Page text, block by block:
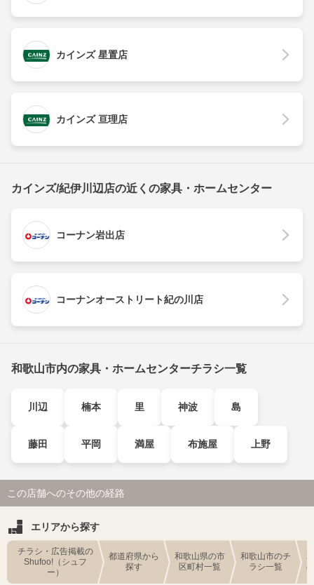
カインズ 星置店
カインズ 亘理店
カインズ/紀伊川辺店の近くの家具・ホームセンター
コーナン岩出店
コーナンオーストリート紀の川店
和歌山市内の家具・ホームセンターチラシ一覧
川辺 楠本 里 神波 島
藤田 平岡 満屋 布施屋 上野
この店舗へのその他の経路
エリアから探す
チラシ・広告掲載の
Shufoo!（シュフ
ー）
都道府県から
探す
和歌山県の市
区町村一覧
和歌山市のチ
ラシ一覧